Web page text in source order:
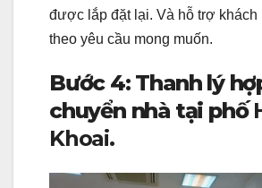
được lắp đặt lại. Và hỗ trợ khách
theo yêu cầu mong muốn.
Bước 4: Thanh lý
chuyển nhà tại phố
Khoai.